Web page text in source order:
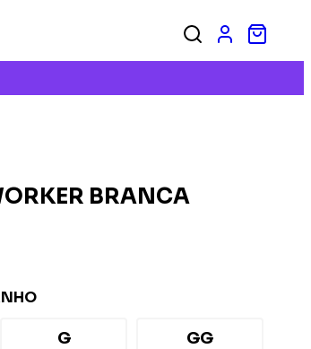
BRANCA
G GG